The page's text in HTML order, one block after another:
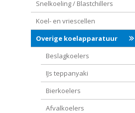
Snelkoeling / Blastchillers
Koel- en vriescellen
Overige koelapparatuur
Beslagkoelers
IJs teppanyaki
Bierkoelers
Afvalkoelers